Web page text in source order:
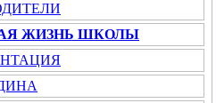
ЖИЗНЬ ШКОЛЫ